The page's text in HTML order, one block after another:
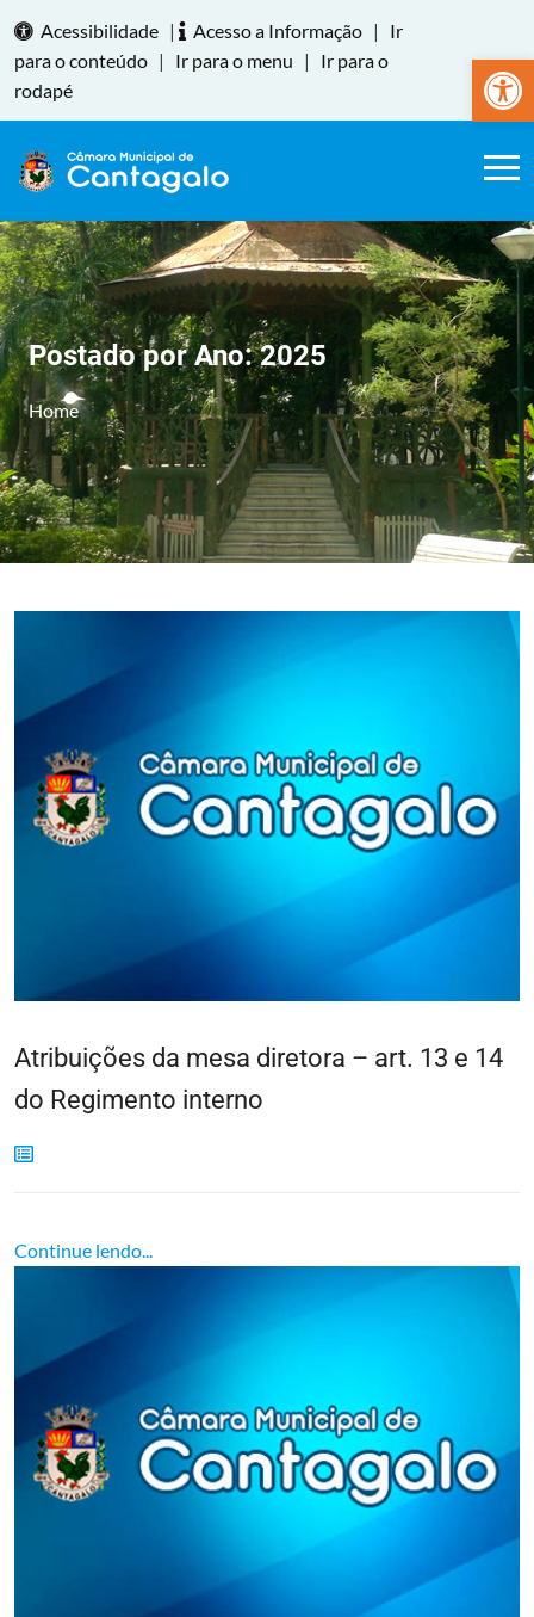
Abrir
Acessibilidade | Acesso a Informação |
Ir
para o conteúdo | Ir para o menu |
Ir para o
rodapé
Postado por Ano:2025
Home
Atribuições da mesa diretora – art. 13 e 14
do Regimento interno
Continue lendo...